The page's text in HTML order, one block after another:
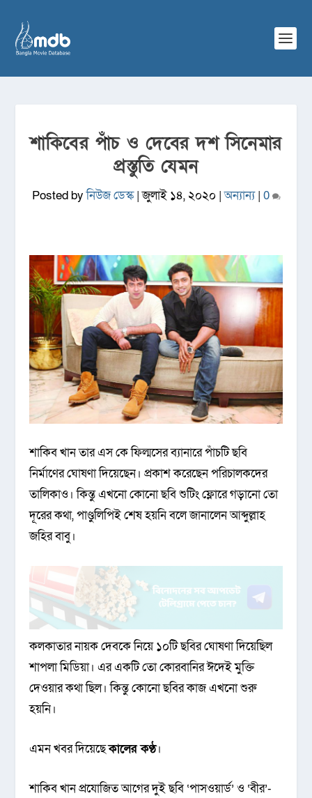
শাকিবের পাঁচ ও দেবের দশ সিনেমার
প্রস্তুতি যেমন
Posted byনিউজ ডেস্ক|জুলাই ১৪, ২০২০ |অন্যান্য| 0
শাকিব খান তার এস কে ফিল্মসের ব্যানারে পাঁচটি ছবি
নির্মাণের ঘোষণা দিয়েছেন। প্রকাশ করেছেন পরিচালকদের
তালিকাও। কিন্তু এখনো কোনো ছবি শুটিং ফ্লোরে গড়ানো তো
দূরের কথা, পাণ্ডুলিপিই শেষ হয়নি বলে জানালেন আব্দুল্লাহ
জহির বাবু।
কলকাতার নায়ক দেবকে নিয়ে ১০টি ছবির ঘোষণা দিয়েছিল
শাপলা মিডিয়া। এর একটি তো কোরবানির ঈদেই মুক্তি
দেওয়ার কথা ছিল। কিন্তু কোনো ছবির কাজ এখনো শুরু
হয়নি।
এমন খবর দিয়েছেকালের কণ্ঠ।
শাকিব খান প্রযোজিত আগের দুই ছবি ‘পাসওয়ার্ড’ ও ‘বীর’-